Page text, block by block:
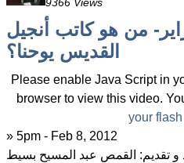
- حلقة 8 فبراير- من هو كاتب أنجيل
القديس يوحنا؟
Please enable Java Script in
browser to view this video.
your
» 5pm - Feb 8, 2012
و تقديم: القمص عبد المسيح بسيط